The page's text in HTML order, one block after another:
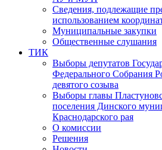
Сведения, подлежащие
использованием
Муниципальные закупки
Общественные слушания
ТИК
Выборы депутатов
Федерального Собрания
девятого созыва
Выборы главы
поселения Динского
Краснодарского рая
О комиссии
Решения